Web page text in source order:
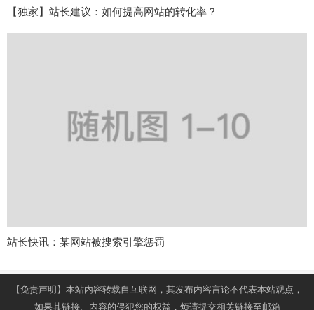
【独家】站长建议：如何提高网站的转化率？
站长快讯：某网站被搜索引擎惩罚
【免责声明】本站内容转载自互联网，其发布内容言论不代表本站观点，
如果其链接、内容的侵犯您的权益，烦请提交相关链接至邮箱